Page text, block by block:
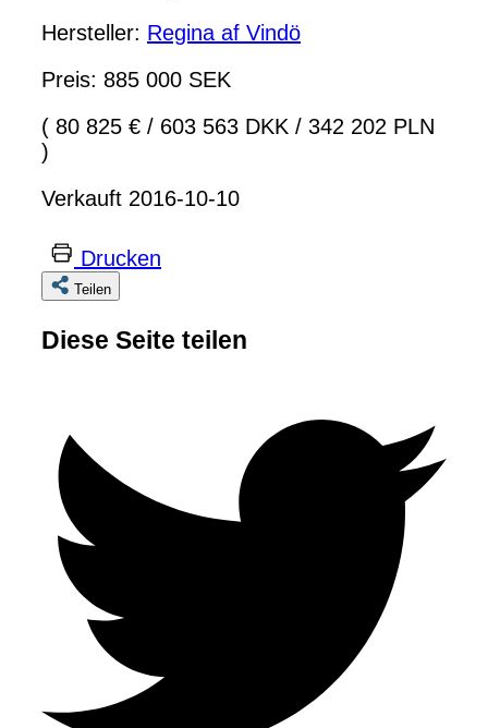
Hersteller: Regina af Vindö
Preis: 885 000 SEK
( 80 825 € / 603 563 DKK / 342 202 PLN
)
Verkauft 2016-10-10
Drucken
Teilen
Diese Seite teilen